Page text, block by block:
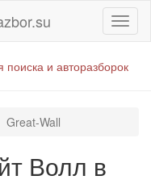
и авторазборок
Great-Wall
Волл в